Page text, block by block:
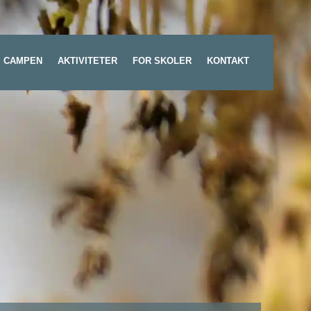
CAMPEN AKTIVITETER FOR SKOLER KONTAKT